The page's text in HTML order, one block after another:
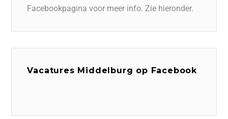
Facebookpagina voor meer info. Zie hieronder.
Vacatures Middelburg op Facebook